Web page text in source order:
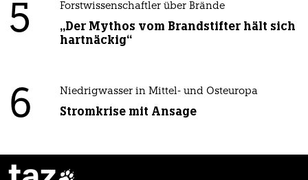
5 Forstwissenschaftler über Brände
„Der Mythos vom Brandstifter hält sich
hartnäckig“
6 Niedrigwasser in Mittel- und Osteuropa
Stromkrise mit Ansage